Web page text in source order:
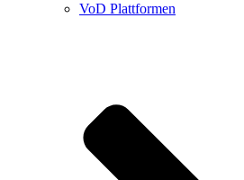
VoD Plattformen